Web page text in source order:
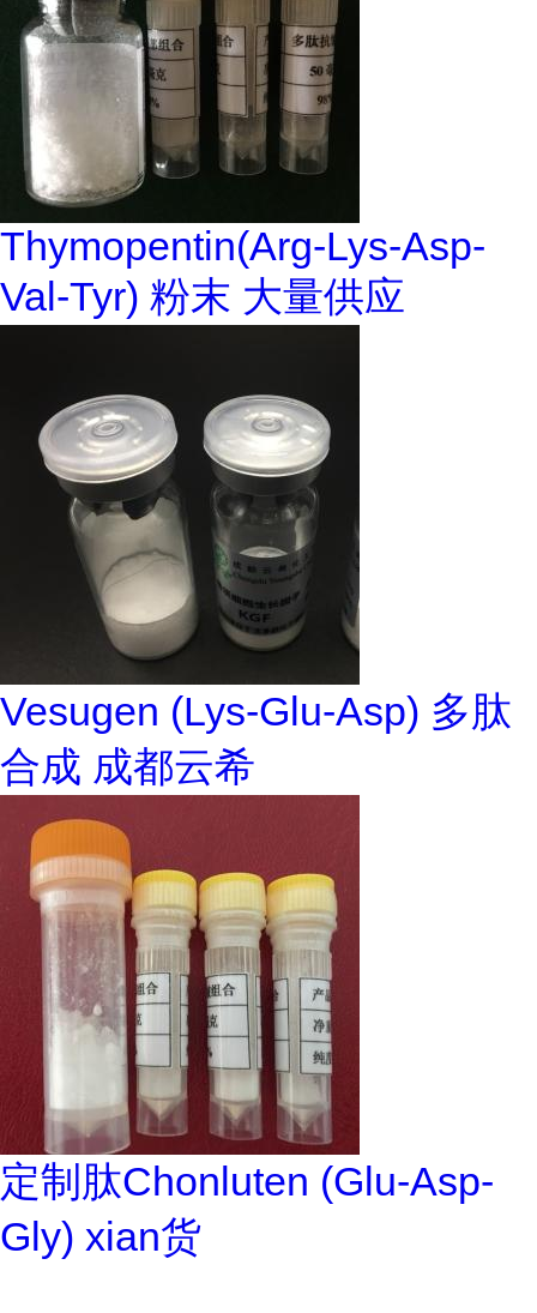
Thymopentin(Arg-Lys-Asp-
Val-Tyr) 粉末 大量供应
Vesugen (Lys-Glu-Asp) 多肽
合成 成都云希
定制肽Chonluten (Glu-Asp-
Gly) xian货